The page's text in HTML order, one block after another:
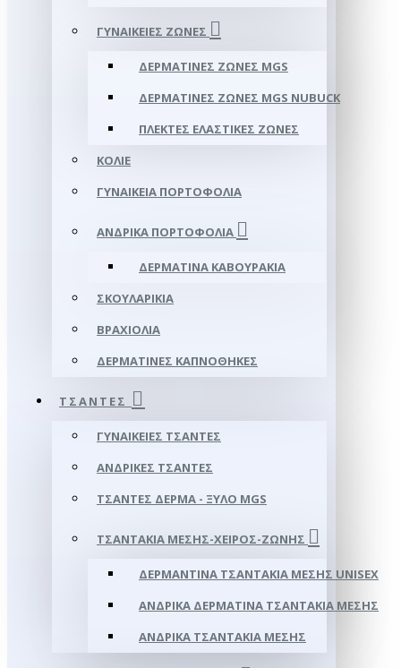
ΓΥΝΑΙΚΕΊΕΣ ΖΏΝΕΣ
ΔΕΡΜΆΤΙΝΕΣ ΖΏΝΕΣ MGS
ΔΕΡΜΆΤΙΝΕΣ ΖΏΝΕΣ MGS NUBUCK
ΠΛΕΚΤΈΣ ΕΛΑΣΤΙΚΈΣ ΖΏΝΕΣ
ΚΟΛΙΈ
ΓΥΝΑΙΚΕΊΑ ΠΟΡΤΟΦΌΛΙΑ
ΑΝΔΡΙΚΆ ΠΟΡΤΟΦΌΛΙΑ
ΔΕΡΜΆΤΙΝΑ ΚΑΒΟΥΡΆΚΙΑ
ΣΚΟΥΛΑΡΊΚΙΑ
ΒΡΑΧΙΌΛΙΑ
ΔΕΡΜΆΤΙΝΕΣ ΚΑΠΝΟΘΉΚΕΣ
ΤΣΆΝΤΕΣ
ΓΥΝΑΙΚΕΊΕΣ ΤΣΆΝΤΕΣ
ΑΝΔΡΙΚΈΣ ΤΣΆΝΤΕΣ
ΤΣΆΝΤΕΣ ΔΈΡΜΑ - ΞΎΛΟ MGS
ΤΣΑΝΤΆΚΙΑ ΜΈΣΗΣ-ΧΕΙΡΌΣ-ΖΏΝΗΣ
ΔΕΡΜΆΝΤΙΝΑ ΤΣΑΝΤΆΚΙΑ ΜΈΣΗΣ UNISEX
ΑΝΔΡΙΚΆ ΔΕΡΜΆΤΙΝΑ ΤΣΑΝΤΆΚΙΑ ΜΈΣΗΣ
ΑΝΔΡΙΚΆ ΤΣΑΝΤΆΚΙΑ ΜΈΣΗΣ